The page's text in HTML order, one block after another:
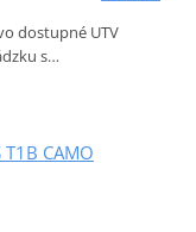
dostupné UTV
s…
CAMO